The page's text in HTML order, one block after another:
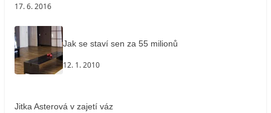
17. 6. 2016
Jak se staví sen za 55 milionů
12. 1. 2010
Jitka Asterová v zajetí váz